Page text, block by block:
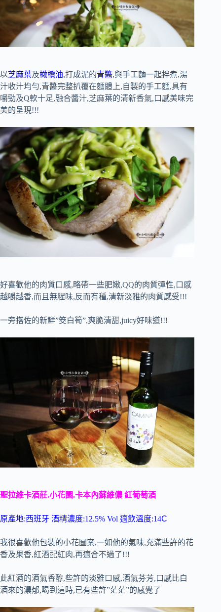
以芝麻葉及橄欖油,打成泥的青醬,與手工麵一起拌煮,湯
汁收汁均勻,青醬完整扒覆在麵體上,自製的手工麵,具有
嚼勁及Q軟十足,融合醬汁,芝麻葉的清新香氣,口感美味完
美的呈現!!!
好喜歡他的肉質口感,略帶一些肥嫩,QQ的肉質彈性,口感
越嚼越香,而且無腥味,反而有種,清新淡雅的肉質感受!!!
一旁搭佐的新鮮”筊白筍”,爽脆清甜,juicy好味道!!!
聖拉維卡酒莊.小花園.卡本內蘇維儂 紅葡萄酒
原產地:西班牙 酒精濃度:12.5% Vol 適飲溫度:14C
我很喜歡他包裝的小花圖案,一如他的氣味,充滿些許的花
香及果香,紅酒配紅肉,再適合不過了!!!
此紅酒的酒氣香醇,些許的淡雅口感,酒氣芬芳,口感比白
酒來的濃郁,喝到這時,已有些許”茫茫”的感覺了